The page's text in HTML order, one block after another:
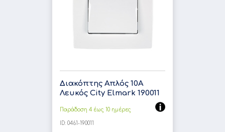
Διακόπτης Απλός 10A
Λευκός City Elmark 190011
Παράδοση 4 έως 10 ημέρες
ID: 0461-190011